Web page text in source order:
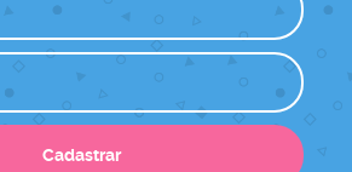
Cadastrar